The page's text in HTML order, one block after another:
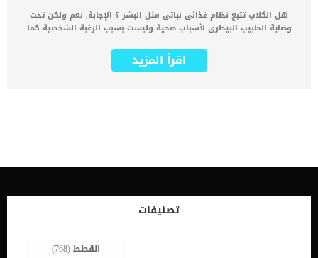
هل الكلاب تتبع نظام غذائى نباتى مثل البشر ؟ الإجابة, نعم ولكن تحت
وصاية الطبيب البيطرى لأسباب صحية وليست بسبب الرغبة الشخصية كما
للحوم وبكميات كبير جنبا إلى جنب مع النباتات دون ان تواجه اى مشاكل
هضمية. اقرأ ايضا: حصوات البول عند الكلاب “مقال شامل” تعود الحاجة
استكمل القراءة. اقرا ايضا: ما هى انابيب التغذية للكلاب إجراءات تطبيق
تطبيق النظام الغذائى النباتى على الكلاب يتم تدريجيا وببطء حتى يثبت
فاعليته.تماما مثل الأطفال الذين يتم فطامهم من لبن الام, كذلك الكلاب,
يجب تعويدهم على سحب الأطعمة المعتادة من نظامهم الغذائي شيئا
اقرأ المزيد
تصنيفات
القطط(768)